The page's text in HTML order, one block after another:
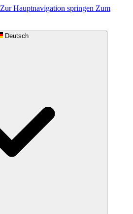
Zur Hauptnavigation springen Zum
Deutsch